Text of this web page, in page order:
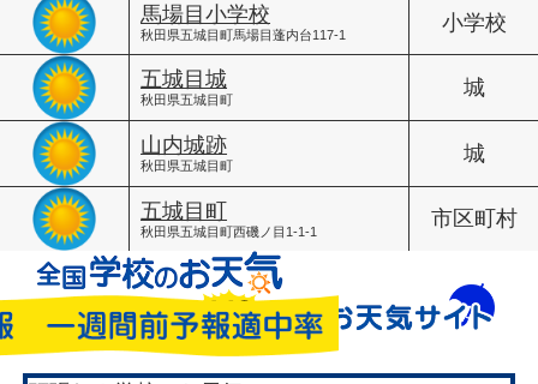
馬場目小学校
秋田県五城目町馬場目蓬内台117-1
小学校
五城目城
秋田県五城目町
城
山内城跡
秋田県五城目町
城
五城目町
秋田県五城目町西磯ノ目1-1-1
市区町村